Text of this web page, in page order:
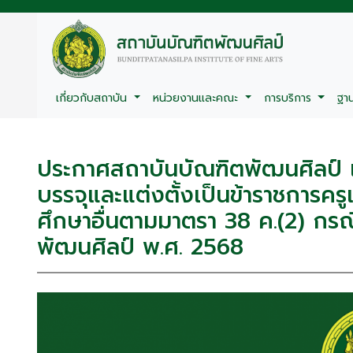
เกี่ยวกับสถาบัน หน่วยงานและคณะ การบริการ ฐ
ประกาศสถาบันบัณฑิตพัฒนศิลป์ เ
บรรจุและแต่งตั้งเป็นข้าราชการ
ศึกษาอื่นตามมาตรา 38 ค.(2) ก
พัฒนศิลป์ พ.ศ. 2568